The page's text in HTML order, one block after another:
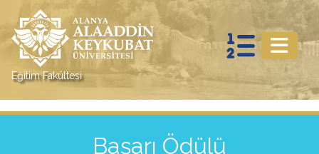
Eğitim Fakültesi
Başarı Ödülü